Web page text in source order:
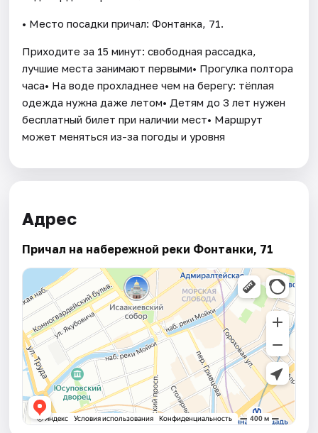
• Место посадки причал: Фонтанка, 71.
Приходите за 15 минут: свободная рассадка,
лучшие места занимают первыми• Прогулка полтора
часа• На воде прохладнее чем на берегу: тёплая
одежда нужна даже летом• Детям до 3 лет нужен
бесплатный билет при наличии мест• Маршрут
может меняться из-за погоды и уровня
Адрес
Причал на набережной реки Фонтанки, 71